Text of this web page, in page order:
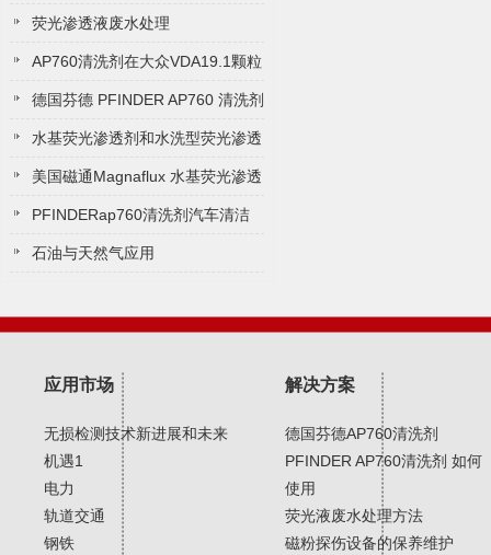
荧光渗透液废水处理
AP760清洗剂在大众VDA19.1颗粒
物清洁度测试标准的应用
德国芬德 PFINDER AP760 清洗剂
水基荧光渗透剂和水​洗型荧光渗透
液的主要区别​
美国磁通Magnaflux 水基荧光渗透
液的应用
PFINDERap760清洗剂汽车清洁
颗粒度检测中萃取 VDA19标准
石油与天然气应用
应用市场
无损检测技术新进展和未来
机遇1
电力
轨道交通
钢铁
解决方案
德国芬德AP760清洗剂
PFINDER AP760清洗剂 如何
使用
荧光液废水处理方法
磁粉探伤设备的保养维护